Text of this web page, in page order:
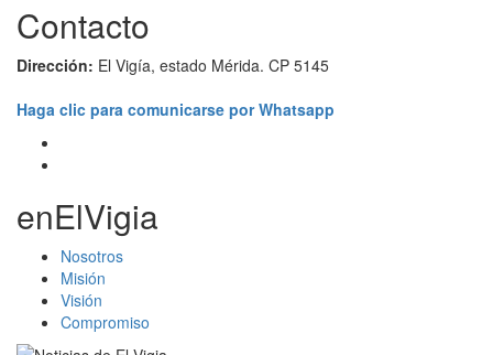
Contacto
Dirección: El Vigía, estado Mérida. CP 5145
Haga clic para comunicarse por Whatsapp
enElVigia
Nosotros
Misión
Visión
Compromiso